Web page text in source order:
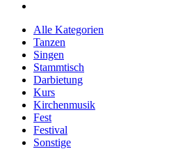
Alle Kategorien
Tanzen
Singen
Stammtisch
Darbietung
Kurs
Kirchenmusik
Fest
Festival
Sonstige